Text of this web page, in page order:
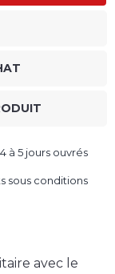
à 5 jours ouvrés
sous conditions
avec le